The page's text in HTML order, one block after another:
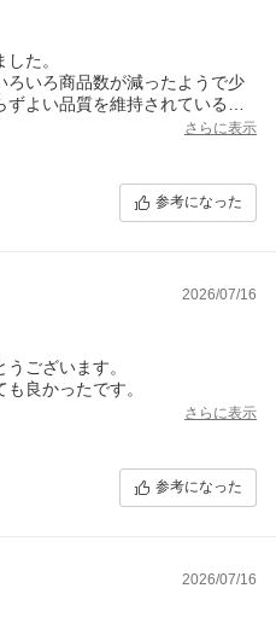
た。
いろ商品数が減ったようで少
よい品質を維持されていると
います。
さらに表示
参考になった
2026/07/16
ございます。
良かったです。
さらに表示
参考になった
2026/07/16